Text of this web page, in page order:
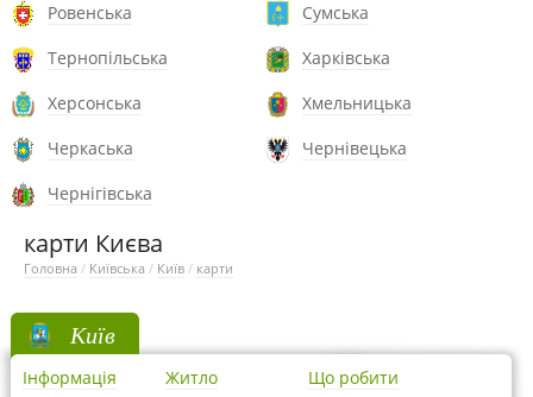
Ровенська
Сумська
Тернопільська
Харківська
Херсонська
Хмельницька
Черкаська
Чернівецька
Чернігівська
карти Києва
Головна / Київська / Київ / карти
Київ
Інформація Житло Що робити